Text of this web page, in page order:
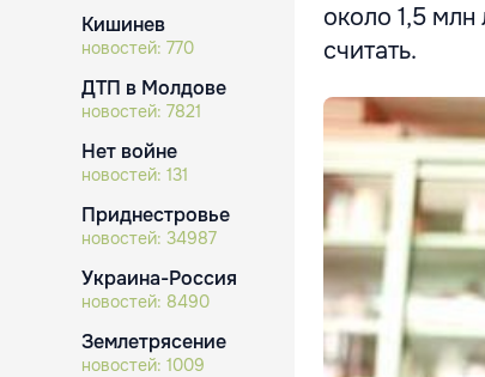
Кишинев
новостей: 770
ДТП в Молдове
новостей: 7821
Нет войне
новостей: 131
Приднестровье
новостей: 34987
Украина-Россия
новостей: 8490
Землетрясение
новостей: 1009
около 1,5 млн
считать.